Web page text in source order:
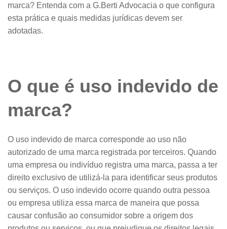
marca? Entenda com a G.Berti Advocacia o que configura
esta prática e quais medidas jurídicas devem ser
adotadas.
O que é uso indevido de
marca?
O uso indevido de marca corresponde ao uso não
autorizado de uma marca registrada por terceiros. Quando
uma empresa ou indivíduo registra uma marca, passa a ter
direito exclusivo de utilizá-la para identificar seus produtos
ou serviços. O uso indevido ocorre quando outra pessoa
ou empresa utiliza essa marca de maneira que possa
causar confusão ao consumidor sobre a origem dos